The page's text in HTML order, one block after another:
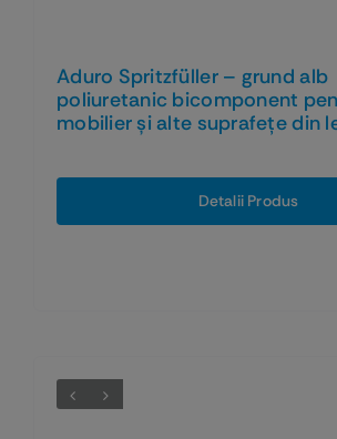
Aduro Spritzfüller – grund alb
poliuretanic bicomponent
mobilier și alte suprafețe din
Detalii Produs